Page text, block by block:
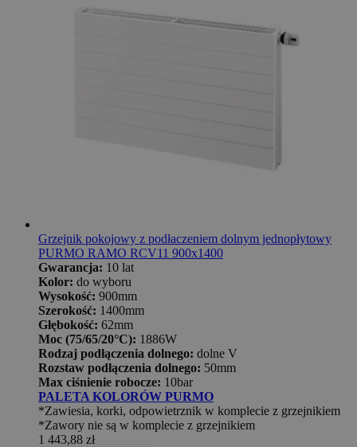
Grzejnik pokojowy z podłaczeniem dolnym jednopłytowy
PURMO RAMO RCV11 900x1400
Gwarancja: 10 lat
Kolor: do wyboru
Wysokość: 900mm
Szerokość: 1400mm
Głębokość: 62mm
Moc (75/65/20°C): 1886W
Rodzaj podłączenia dolnego: dolne V
Rozstaw podłączenia dolnego: 50mm
Max ciśnienie robocze: 10bar
PALETA KOLORÓW PURMO
*Zawiesia, korki, odpowietrznik w komplecie z grzejnikiem
*Zawory nie są w komplecie z grzejnikiem
1 443,88 zł